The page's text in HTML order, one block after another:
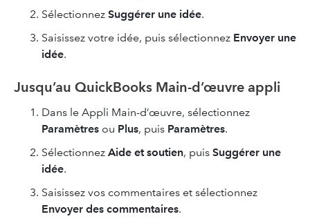
Sélectionnez Suggérer une idée.
Saisissez votre idée, puis sélectionnez Envoyer une
idée.
Jusqu’au QuickBooks Main-d’œuvre appli
Dans le Appli Main-d’œuvre, sélectionnez
Paramètres ou Plus, puis Paramètres.
Sélectionnez Aide et soutien, puis Suggérer une
idée.
Saisissez vos commentaires et sélectionnez
Envoyer des commentaires.